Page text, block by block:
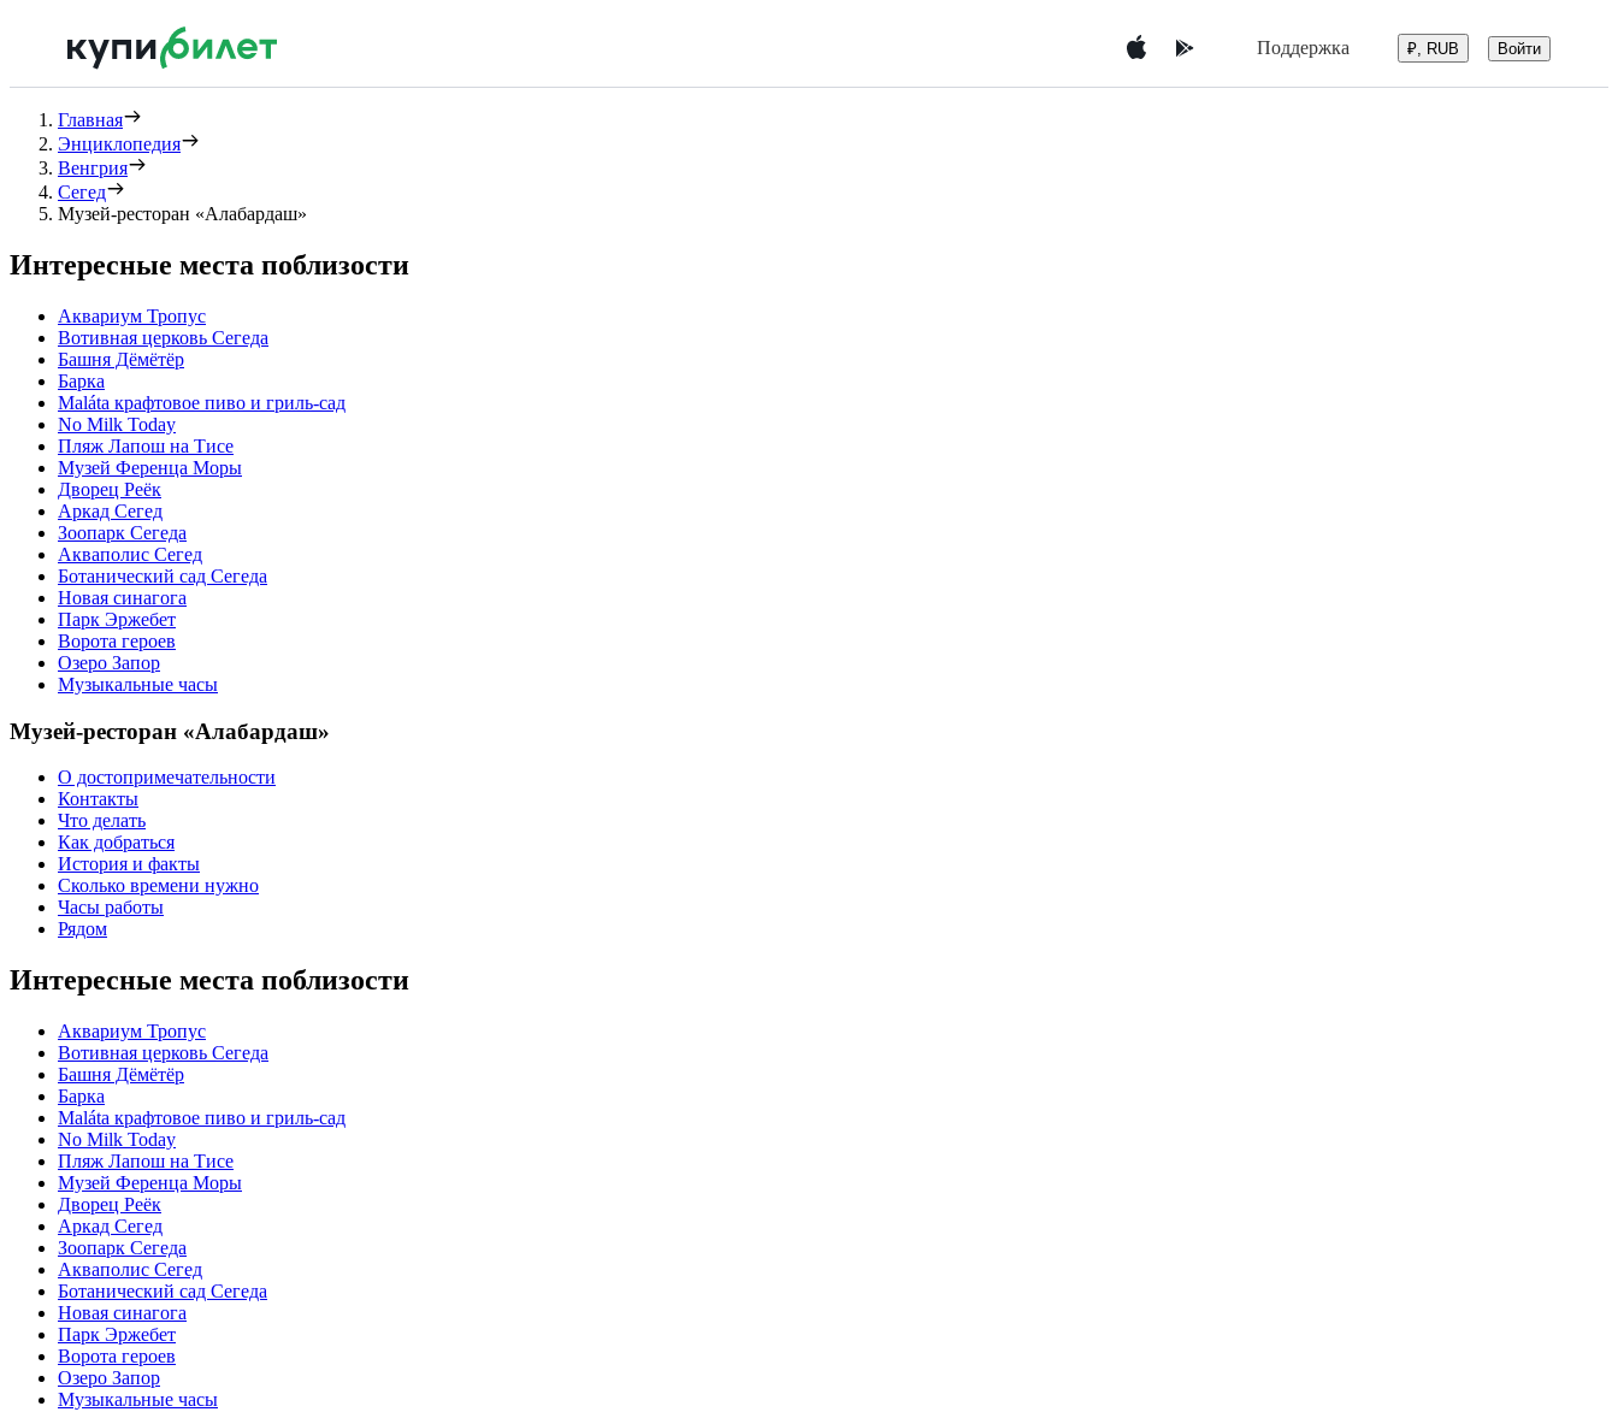
Поддержка ₽, RUB Войти
Главная
Энциклопедия
Венгрия
Сегед
Музей-ресторан «Алабардаш»
Интересные места поблизости
Аквариум Тропус
Вотивная церковь Сегеда
Башня Дёмётёр
Барка
Maláta крафтовое пиво и гриль-сад
No Milk Today
Пляж Лапош на Тисе
Музей Ференца Моры
Дворец Реёк
Аркад Сегед
Зоопарк Сегеда
Акваполис Сегед
Ботанический сад Сегеда
Новая синагога
Парк Эржебет
Ворота героев
Озеро Запор
Музыкальные часы
Музей-ресторан «Алабардаш»
О достопримечательности
Контакты
Что делать
Как добраться
История и факты
Сколько времени нужно
Часы работы
Рядом
Интересные места поблизости
Аквариум Тропус
Вотивная церковь Сегеда
Башня Дёмётёр
Барка
Maláta крафтовое пиво и гриль-сад
No Milk Today
Пляж Лапош на Тисе
Музей Ференца Моры
Дворец Реёк
Аркад Сегед
Зоопарк Сегеда
Акваполис Сегед
Ботанический сад Сегеда
Новая синагога
Парк Эржебет
Ворота героев
Озеро Запор
Музыкальные часы